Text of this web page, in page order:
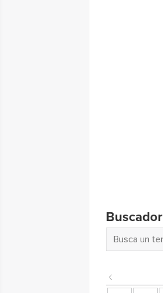
Buscador